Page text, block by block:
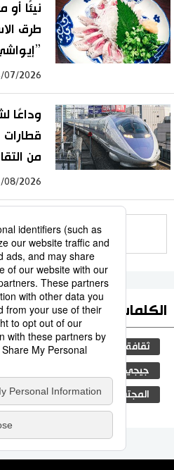
نيئًا
طرق
07/2026
قطارات
من
08/2026
للمزيد
الكلمات الأكثر بحثا
ثقافة التعليم الياباني
جيجي برس
المجتمع الياباني